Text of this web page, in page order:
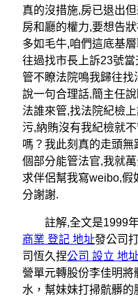
真的沒措施,房已退出
房和廳的權力,要想告
多如毛牛,咱們這底基
往過找市長上訴23號
管不瞭法院鳴我歸往
說一句合理話,簡主任
法誰來管,找法院紀檢
污,納賄沒有我紀檢就
嗎？我此刻真的走頭
個部分能管法官,我就
求伴侶幫我寫weibo,假
分謝謝.
註解,全文是1999年
商業 登記 地址發公司
司恆久捏公司 設立 地
營單元轉股份李佳明
水，幫妹妹打掃骯髒